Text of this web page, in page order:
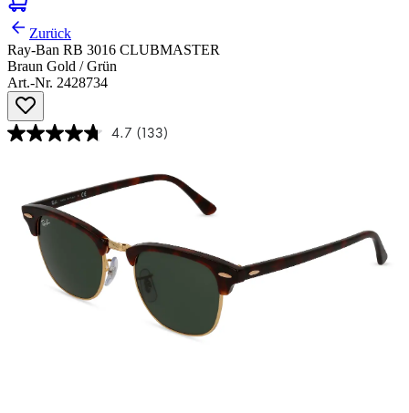
Zurück
Ray-Ban RB 3016 CLUBMASTER
Braun Gold / Grün
Art.-Nr. 2428734
4.7 (133)